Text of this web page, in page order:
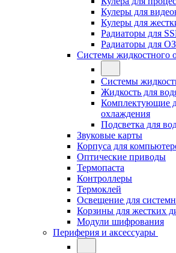
Кулеры для
Кулеры для
Радиаторы для
Радиаторы для
Системы жидкостного
Системы
Жидкость для
Комплектующие
охлаждения
Подсветка для
Звуковые карты
Корпуса для
Оптические приводы
Термопаста
Контроллеры
Термоклей
Освещение для
Корзины для жестких
Модули шифрования
Периферия и аксессуары